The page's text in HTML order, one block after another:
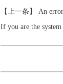
【上一条】 An
If you are the